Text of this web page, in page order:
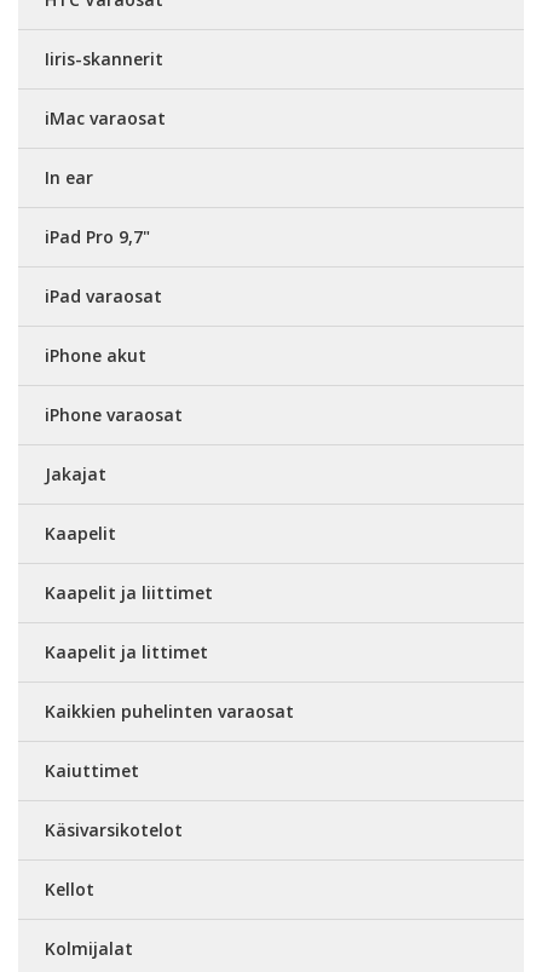
Iiris-skannerit
iMac varaosat
In ear
iPad Pro 9,7"
iPad varaosat
iPhone akut
iPhone varaosat
Jakajat
Kaapelit
Kaapelit ja liittimet
Kaapelit ja littimet
Kaikkien puhelinten varaosat
Kaiuttimet
Käsivarsikotelot
Kellot
Kolmijalat